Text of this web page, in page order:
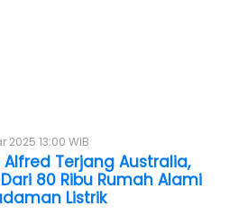
2025 13:00 WIB
Alfred Terjang Australia,
80 Ribu Rumah Alami
Listrik